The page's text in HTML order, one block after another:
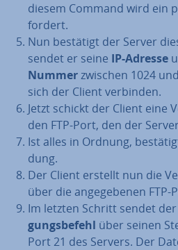
diesem Command wird ein
for­dert.
Nun bestätigt der Server
sendet er seine IP-Adresse
Nummerzwischen 1024
sich der Client verbinden.
Jetzt schickt der Client eine
den FTP-Port, den der
Ist alles in Ordnung,
dung.
Der Client erstellt nun die
über die an­ge­ge­be­nen FTP-
Im letzten Schritt sendet
gungs­be­fehl über seinen
Port 21 des Servers. Der